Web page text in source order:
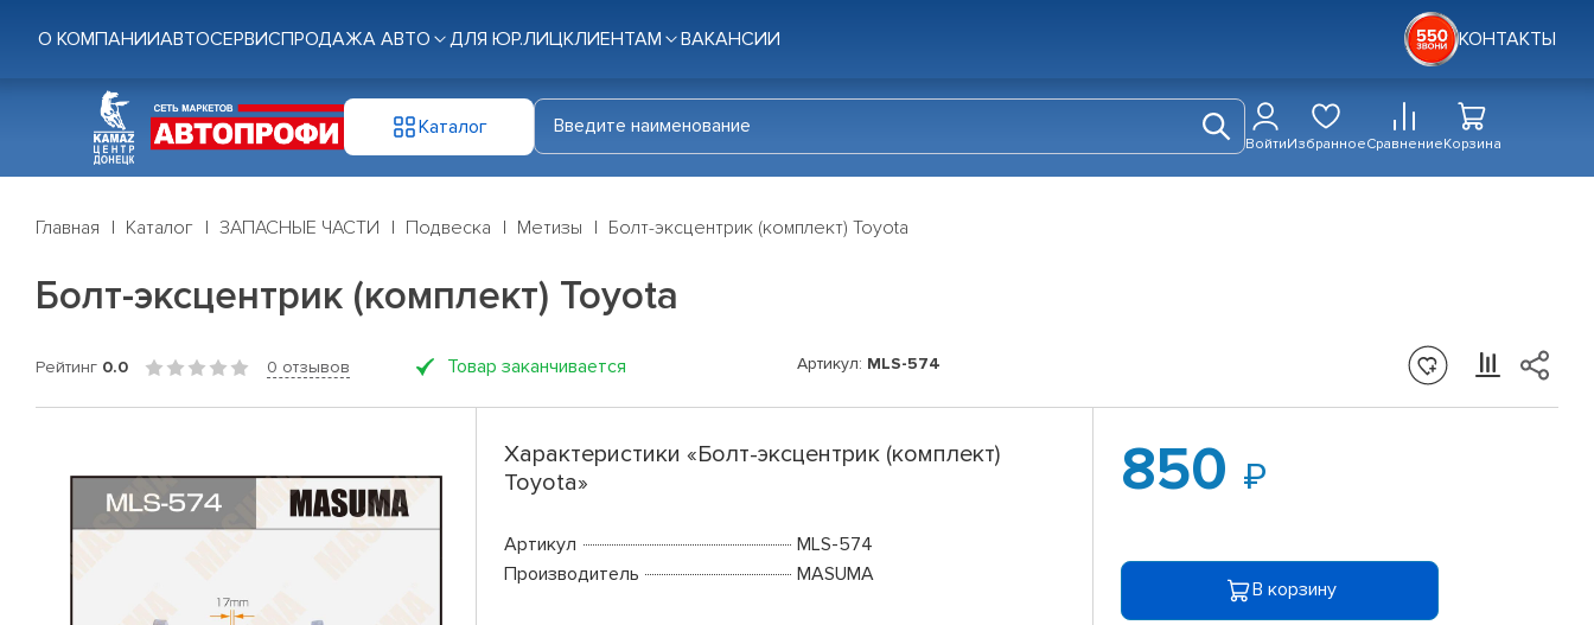
О КОМПАНИИАВТОСЕРВИСПРОДАЖА АВТО ДЛЯ ЮР.ЛИЦКЛИЕНТАМ ВАКАНСИИ КОНТАКТЫ
Каталог
ВойтиИзбранноеСравнениеКорзина
Главная Каталог ЗАПАСНЫЕ ЧАСТИ Подвеска Метизы Болт-эксцентрик (комплект) Toyota
Болт-эксцентрик (комплект) Toyota
Рейтинг 0.0 0 отзывов Товар заканчивается Артикул: MLS-574
Характеристики «Болт-эксцентрик (комплект)
Toyota»
Артикул
MLS-574
Производитель
MASUMA
850
В корзину